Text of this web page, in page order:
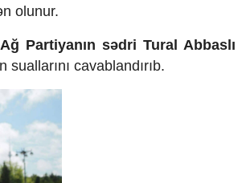
siyasət
və nəqliyyat
olunur.
Ağ Partiyanın sədri Tural Abbaslı
suallarını cavablandırıb.